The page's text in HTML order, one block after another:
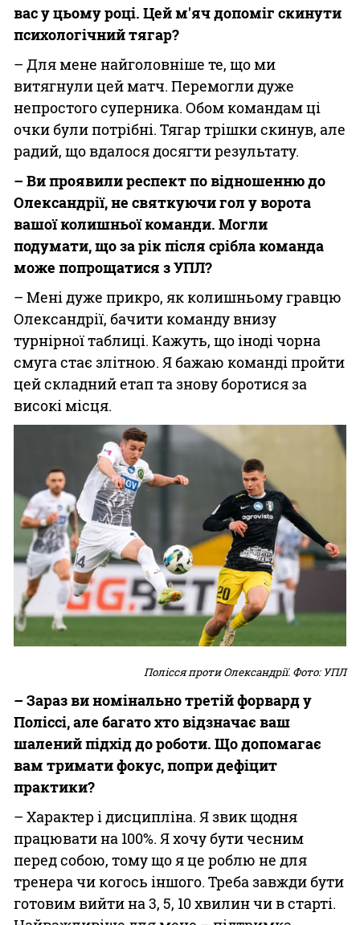
вас у цьому році. Цей м'яч допоміг скинути
психологічний тягар?
– Для мене найголовніше те, що ми
витягнули цей матч. Перемогли дуже
непростого суперника. Обом командам ці
очки були потрібні. Тягар трішки скинув, але
радий, що вдалося досягти результату.
– Ви проявили респект по відношенню до
Олександрії, не святкуючи гол у ворота
вашої колишньої команди. Могли
подумати, що за рік після срібла команда
може попрощатися з УПЛ?
– Мені дуже прикро, як колишньому гравцю
Олександрії, бачити команду внизу
турнірної таблиці. Кажуть, що іноді чорна
смуга стає злітною. Я бажаю команді пройти
цей складний етап та знову боротися за
високі місця.
Полісся проти Олександрії. Фото: УПЛ
– Зараз ви номінально третій форвард у
Поліссі, але багато хто відзначає ваш
шалений підхід до роботи. Що допомагає
вам тримати фокус, попри дефіцит
практики?
– Характер і дисципліна. Я звик щодня
працювати на 100%. Я хочу бути чесним
перед собою, тому що я це роблю не для
тренера чи когось іншого. Треба завжди бути
готовим вийти на 3, 5, 10 хвилин чи в старті.